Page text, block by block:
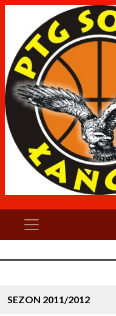
SEZON 2011/2012